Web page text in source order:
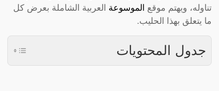
تناوله، ويهتم موقع الموسوعة العربية الشاملة بعرض كل
ما يتعلق بهذا الحليب.
جدول المحتويات